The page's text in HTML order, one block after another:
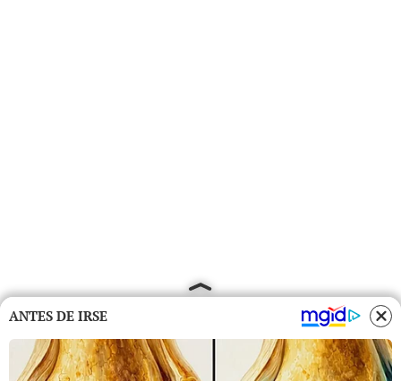
ANTES DE IRSE